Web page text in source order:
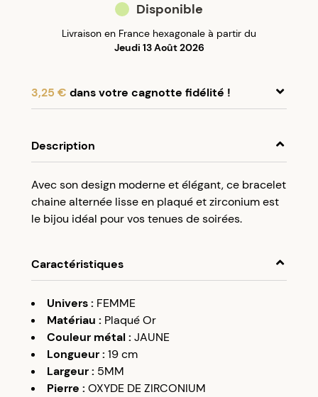
Disponible
Livraison en France hexagonale à partir du
Jeudi 13 Août 2026
3,25 € dans votre cagnotte fidélité !
compte client et cumulez 5% de vos achats dans
votre cagnotte fidélité sans minimum d’achat.
Utilisez votre cagnotte de fidélité dès votre
Description
Avec son design moderne et élégant, ce bracelet
chaine alternée lisse en plaqué et zirconium est
le bijou idéal pour vos tenues de soirées.
Caractéristiques
Univers: FEMME
Matériau : Plaqué Or
Couleur métal: JAUNE
Longueur: 19 cm
Largeur: 5MM
Pierre : OXYDE DE ZIRCONIUM